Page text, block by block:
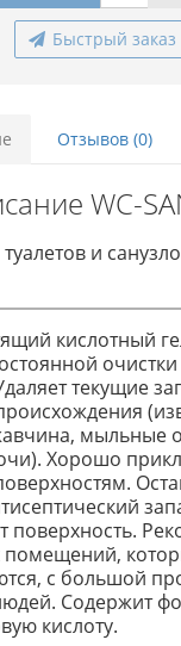
Быстрый заказ
Отзывов (0)
WC-
и
кислотный
текущие
мыльные
Хорошо
поверхность.
помещений,
с большой
Содержит
кислоту.